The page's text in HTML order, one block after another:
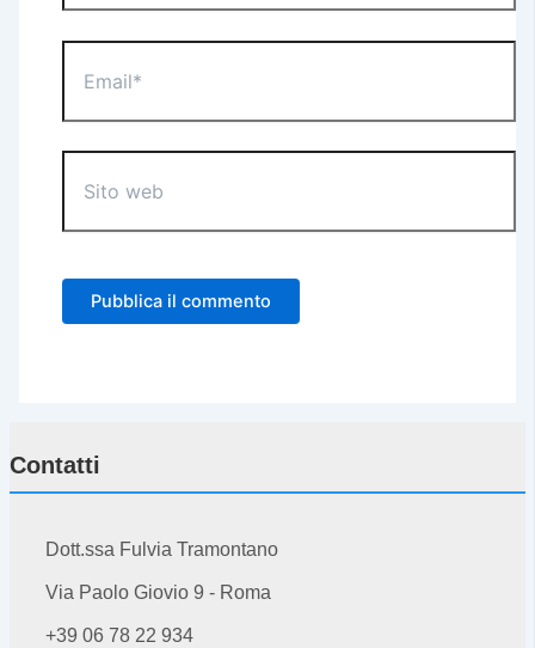
web
Contatti
Dott.ssa Fulvia Tramontano
Via Paolo Giovio 9 - Roma
+39 06 78 22 934